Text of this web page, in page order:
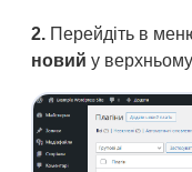
2. Перейдіть в
новий у